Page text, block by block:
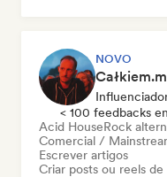
NOVO
< 100 feedbacks
Acid HouseRock
Comercial /
Escrever artigos
Criar posts ou reels